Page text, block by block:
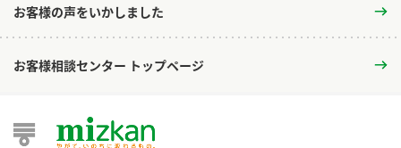
お客様の声をいかしました
お客様相談センター トップページ